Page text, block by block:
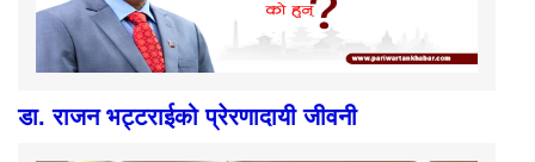
डा. राजन भट्टराईको प्रेरणादायी जीवनी